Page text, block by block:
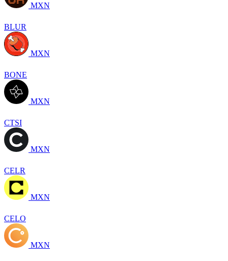
MXN
BLUR
MXN
BONE
MXN
CTSI
MXN
CELR
MXN
CELO
MXN